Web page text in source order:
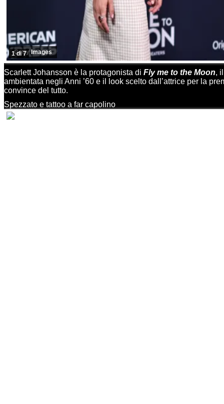
Getty Images
1 di 7
Scarlett Johansson è la protagonista di Fly me to the Moon,
ambientata negli Anni ’60 e il look scelto dall’attrice per la
convince del tutto.
Spezzato e tattoo a far capolino